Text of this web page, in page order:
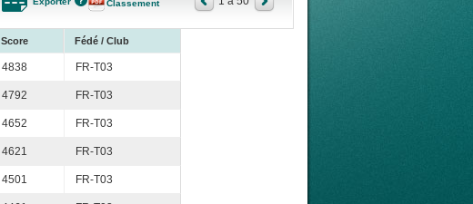
Classement
Score Fédé / Club
4838 FR-T03
4792 FR-T03
4652 FR-T03
4621 FR-T03
4501 FR-T03